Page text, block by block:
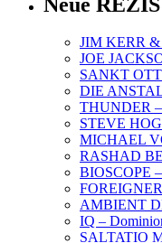
JIM KERR &
JOE
SANKT
DIE
THUNDER
STEVE
MICHAEL
RASHAD
BIOSCOPE
AMBIENT
IQ –
SALTATIO